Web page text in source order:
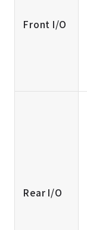
Front I/O
Rear I/O